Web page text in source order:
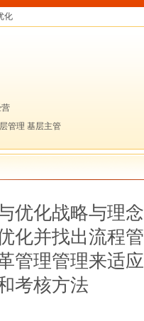
化
营
管理 基层主管
优化战略与理念
化并找出流程
管理管理来适
考核方法